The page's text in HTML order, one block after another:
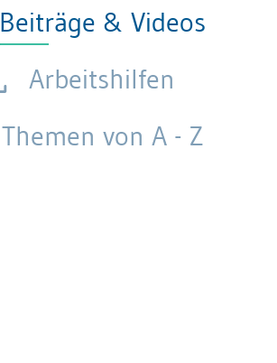
Beiträge & Videos
Arbeitshilfen
Themen von A - Z